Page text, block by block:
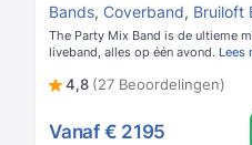
Bands, Coverband, Bruiloft
The Party Mix Band is de ultieme
liveband, alles op één avond. Lees
4,8 (27 Beoordelingen)
Vanaf € 2195